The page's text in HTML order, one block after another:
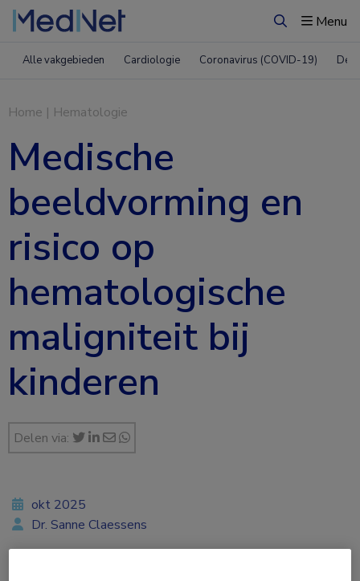
ZoekenMenu
Alle vakgebieden Cardiologie Coronavirus (COVID-19)
Home | Hematologie
Medische
beeldvorming en
risico op
hematologische
maligniteit bij
kinderen
Delen via:
okt 2025
Dr. Sanne Claessens